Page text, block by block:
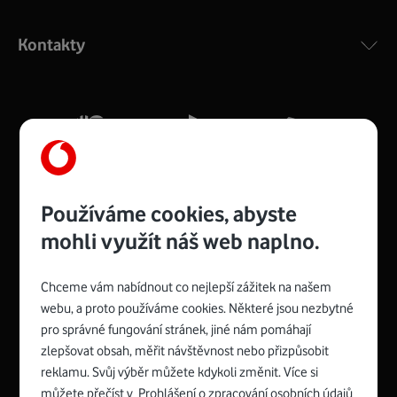
silný signál pro celou domácnost. Kompaktní rozměry 21
Více o COMPAL CH7465VF
Zyxel VMG8623-T50B:
Rozměry modemu jsou 16 x 22 x 7,5 cm (včetně stojánku)
a nabízí 4 gigabitové LAN porty a bezdrátové připojení Wi-
Spojte se s Vodafonem
Kontakty
Používáme cookies, abyste
mohli využít náš web naplno.
Chceme vám nabídnout co nejlepší zážitek na našem
webu, a proto používáme cookies. Některé jsou nezbytné
pro správné fungování stránek, jiné nám pomáhají
zlepšovat obsah, měřit návštěvnost nebo přizpůsobit
reklamu. Svůj výběr můžete kdykoli změnit. Více si
můžete přečíst v Prohlášení o zpracování osobních údajů